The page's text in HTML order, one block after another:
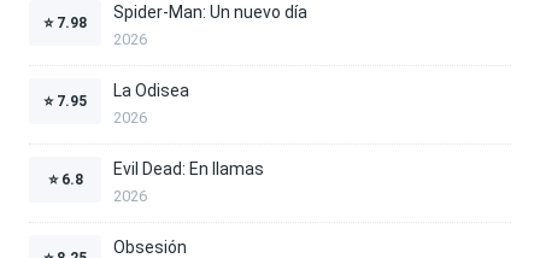
⭐ 7.98
Spider-Man: Un nuevo día
2026
⭐ 7.95
La Odisea
2026
⭐ 6.8
Evil Dead: En llamas
2026
Obsesión